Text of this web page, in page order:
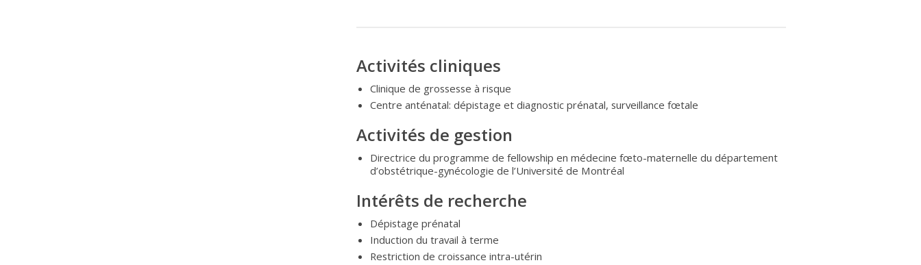
Activités cliniques
Clinique de grossesse à risque
Centre anténatal: dépistage et diagnostic prénatal, surveillance fœtale
Activités de gestion
Directrice du programme de fellowship en médecine fœto-maternelle du département
d’obstétrique-gynécologie de l’Université de Montréal
Intérêts de recherche
Dépistage prénatal
Induction du travail à terme
Restriction de croissance intra-utérin